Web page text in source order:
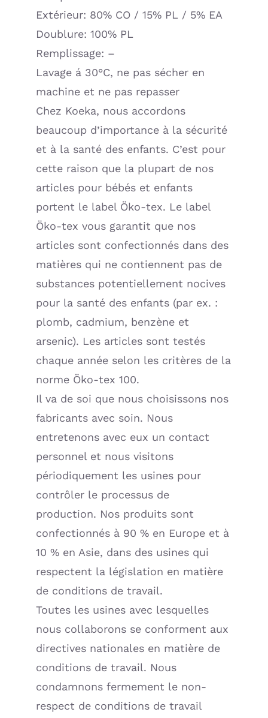
Extérieur: 80% CO / 15% PL / 5% EA
Doublure: 100% PL
Remplissage: –
Lavage á 30°C, ne pas sécher en
machine et ne pas repasser
Chez Koeka, nous accordons
beaucoup d’importance à la sécurité
et à la santé des enfants. C’est pour
cette raison que la plupart de nos
articles pour bébés et enfants
portent le label Öko-tex. Le label
Öko-tex vous garantit que nos
articles sont confectionnés dans des
matières qui ne contiennent pas de
substances potentiellement nocives
pour la santé des enfants (par ex. :
plomb, cadmium, benzène et
arsenic). Les articles sont testés
chaque année selon les critères de la
norme Öko-tex 100.
Il va de soi que nous choisissons nos
fabricants avec soin. Nous
entretenons avec eux un contact
personnel et nous visitons
périodiquement les usines pour
contrôler le processus de
production. Nos produits sont
confectionnés à 90 % en Europe et à
10 % en Asie, dans des usines qui
respectent la législation en matière
de conditions de travail.
Toutes les usines avec lesquelles
nous collaborons se conforment aux
directives nationales en matière de
conditions de travail. Nous
condamnons fermement le non-
respect de conditions de travail